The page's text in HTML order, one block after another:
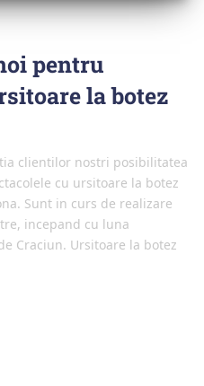
pentru
la botez
clientilor nostri posibilitatea
cu ursitoare la botez
Sunt in curs de realizare
incepand cu luna
Craciun. Ursitoare la botez